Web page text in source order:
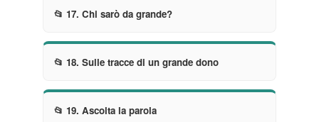
📂 17. Chi sarò da grande?
📂 18. Sulle tracce di un grande dono
📂 19. Ascolta la parola